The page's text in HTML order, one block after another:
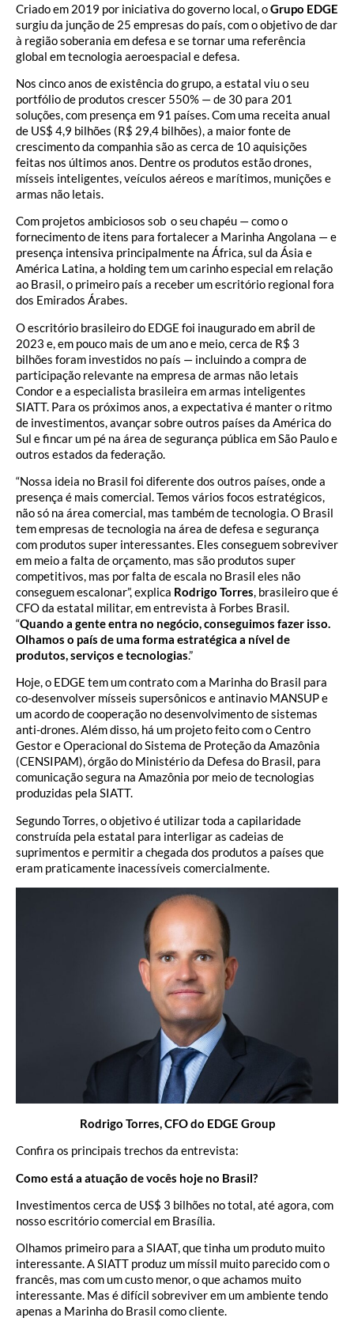
Criado em 2019 por iniciativa do governo local, oGrupo EDGE
surgiu da junção de 25 empresas do país, com o objetivo de dar
à região soberania em defesa e se tornar uma referência
global em tecnologia aeroespacial e defesa.
Nos cinco anos de existência do grupo, a estatal viu o seu
portfólio de produtos crescer 550% — de 30 para 201
soluções, com presença em 91 países. Com uma receita anual
de US$ 4,9 bilhões (R$ 29,4 bilhões), a maior fonte de
crescimento da companhia são as cerca de 10 aquisições
feitas nos últimos anos. Dentre os produtos estão drones,
mísseis inteligentes, veículos aéreos e marítimos, munições e
armas não letais.
Com projetos ambiciosos sob o seu chapéu — como o
fornecimento de itens para fortalecer a Marinha Angolana — e
presença intensiva principalmente na África, sul da Ásia e
América Latina, a holding tem um carinho especial em relação
ao Brasil, o primeiro país a receber um escritório regional fora
dos Emirados Árabes.
O escritório brasileiro do EDGE foi inaugurado em abril de
2023 e, em pouco mais de um ano e meio, cerca de R$ 3
bilhões foram investidos no país — incluindo a compra de
participação relevante na empresa de armas não letais
Condor e a especialista brasileira em armas inteligentes
SIATT. Para os próximos anos, a expectativa é manter o ritmo
de investimentos, avançar sobre outros países da América do
Sul e fincar um pé na área de segurança pública em São Paulo e
outros estados da federação.
“Nossa ideia no Brasil foi diferente dos outros países, onde a
presença é mais comercial. Temos vários focos estratégicos,
não só na área comercial, mas também de tecnologia. O Brasil
tem empresas de tecnologia na área de defesa e segurança
com produtos super interessantes. Eles conseguem sobreviver
em meio a falta de orçamento, mas são produtos super
competitivos, mas por falta de escala no Brasil eles não
conseguem escalonar”, explica Rodrigo Torres, brasileiro que é
CFO da estatal militar, em entrevista à Forbes Brasil.
“Quando a gente entra no negócio, conseguimos fazer isso.
Olhamos o país de uma forma estratégica a nível de
produtos, serviços e tecnologias.”
Hoje, o EDGE tem um contrato com a Marinha do Brasil para
co-desenvolver mísseis supersônicos e antinavio MANSUP e
um acordo de cooperação no desenvolvimento de sistemas
anti-drones. Além disso, há um projeto feito com o Centro
Gestor e Operacional do Sistema de Proteção da Amazônia
(CENSIPAM), órgão do Ministério da Defesa do Brasil, para
comunicação segura na Amazônia por meio de tecnologias
produzidas pela SIATT.
Segundo Torres, o objetivo é utilizar toda a capilaridade
construída pela estatal para interligar as cadeias de
suprimentos e permitir a chegada dos produtos a países que
eram praticamente inacessíveis comercialmente.
Rodrigo Torres, CFO do EDGE Group
Confira os principais trechos da entrevista:
Como está a atuação de vocês hoje no Brasil?
Investimentos cerca de US$ 3 bilhões no total, até agora, com
nosso escritório comercial em Brasília.
Olhamos primeiro para a SIAAT, que tinha um produto muito
interessante. A SIATT produz um míssil muito parecido com o
francês, mas com um custo menor, o que achamos muito
interessante. Mas é difícil sobreviver em um ambiente tendo
apenas a Marinha do Brasil como cliente.